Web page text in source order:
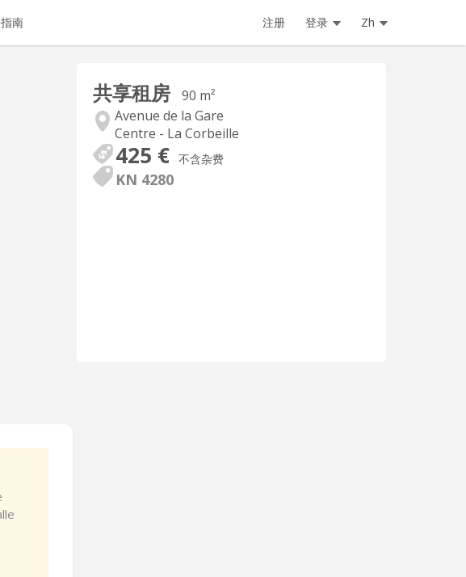
南 注册 登录 Zh
共享租房
90 m²
Avenue de la Gare
Centre - La Corbeille
425 € 不含杂费
KN 4280